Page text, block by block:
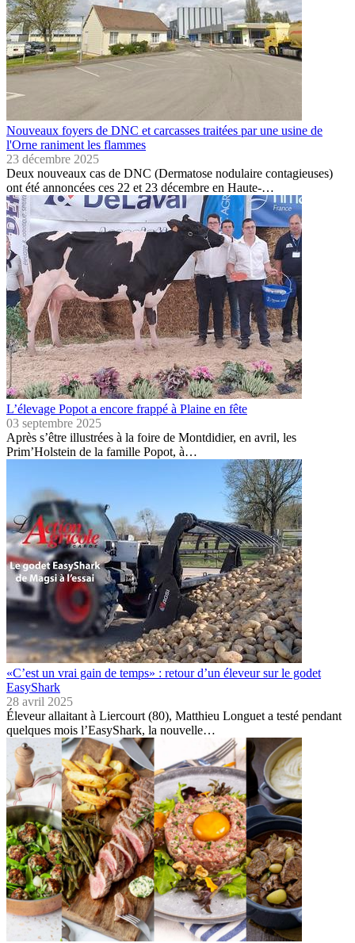
Nouveaux foyers de DNC et carcasses traitées par une usine de
l'Orne raniment les flammes
23 décembre 2025
Deux nouveaux cas de DNC (Dermatose nodulaire contagieuses)
ont été annoncées ces 22 et 23 décembre en Haute-…
L’élevage Popot a encore frappé à Plaine en fête
03 septembre 2025
Après s’être illustrées à la foire de Montdidier, en avril, les
Prim’Holstein de la famille Popot, à…
«C’est un vrai gain de temps» : retour d’un éleveur sur le godet
EasyShark
28 avril 2025
Éleveur allaitant à Liercourt (80), Matthieu Longuet a testé pendant
quelques mois l’EasyShark, la nouvelle…